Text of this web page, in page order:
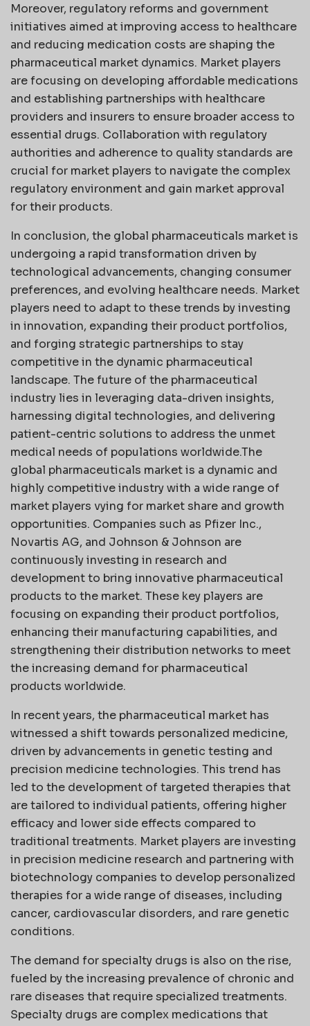
Moreover, regulatory reforms and government
initiatives aimed at improving access to healthcare
and reducing medication costs are shaping the
pharmaceutical market dynamics. Market players
are focusing on developing affordable medications
and establishing partnerships with healthcare
providers and insurers to ensure broader access to
essential drugs. Collaboration with regulatory
authorities and adherence to quality standards are
crucial for market players to navigate the complex
regulatory environment and gain market approval
for their products.
In conclusion, the global pharmaceuticals market is
undergoing a rapid transformation driven by
technological advancements, changing consumer
preferences, and evolving healthcare needs. Market
players need to adapt to these trends by investing
in innovation, expanding their product portfolios,
and forging strategic partnerships to stay
competitive in the dynamic pharmaceutical
landscape. The future of the pharmaceutical
industry lies in leveraging data-driven insights,
harnessing digital technologies, and delivering
patient-centric solutions to address the unmet
medical needs of populations worldwide.The
global pharmaceuticals market is a dynamic and
highly competitive industry with a wide range of
market players vying for market share and growth
opportunities. Companies such as Pfizer Inc.,
Novartis AG, and Johnson & Johnson are
continuously investing in research and
development to bring innovative pharmaceutical
products to the market. These key players are
focusing on expanding their product portfolios,
enhancing their manufacturing capabilities, and
strengthening their distribution networks to meet
the increasing demand for pharmaceutical
products worldwide.
In recent years, the pharmaceutical market has
witnessed a shift towards personalized medicine,
driven by advancements in genetic testing and
precision medicine technologies. This trend has
led to the development of targeted therapies that
are tailored to individual patients, offering higher
efficacy and lower side effects compared to
traditional treatments. Market players are investing
in precision medicine research and partnering with
biotechnology companies to develop personalized
therapies for a wide range of diseases, including
cancer, cardiovascular disorders, and rare genetic
conditions.
The demand for specialty drugs is also on the rise,
fueled by the increasing prevalence of chronic and
rare diseases that require specialized treatments.
Specialty drugs are complex medications that